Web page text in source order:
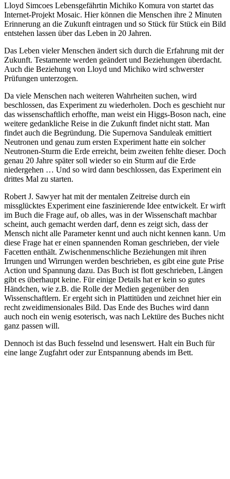
Lloyd Simcoes Lebensgefährtin Michiko Komura von startet das
Internet-Projekt Mosaic. Hier können die Menschen ihre 2 Minuten
Erinnerung an die Zukunft eintragen und so Stück für Stück ein Bild
entstehen lassen über das Leben in 20 Jahren.
Das Leben vieler Menschen ändert sich durch die Erfahrung mit der
Zukunft. Testamente werden geändert und Beziehungen überdacht.
Auch die Beziehung von Lloyd und Michiko wird schwerster
Prüfungen unterzogen.
Da viele Menschen nach weiteren Wahrheiten suchen, wird
beschlossen, das Experiment zu wiederholen. Doch es geschieht nur
das wissenschaftlich erhoffte, man weist ein Higgs-Boson nach, eine
weitere gedankliche Reise in die Zukunft findet nicht statt. Man
findet auch die Begründung. Die Supernova Sanduleak emittiert
Neutronen und genau zum ersten Experiment hatte ein solcher
Neutronen-Sturm die Erde erreicht, beim zweiten fehlte dieser. Doch
genau 20 Jahre später soll wieder so ein Sturm auf die Erde
niedergehen … Und so wird dann beschlossen, das Experiment ein
drittes Mal zu starten.
Robert J. Sawyer hat mit der mentalen Zeitreise durch ein
missglücktes Experiment eine faszinierende Idee entwickelt. Er wirft
im Buch die Frage auf, ob alles, was in der Wissenschaft machbar
scheint, auch gemacht werden darf, denn es zeigt sich, dass der
Mensch nicht alle Parameter kennt und auch nicht kennen kann. Um
diese Frage hat er einen spannenden Roman geschrieben, der viele
Facetten enthält. Zwischenmenschliche Beziehungen mit ihren
Irrungen und Wirrungen werden beschrieben, es gibt eine gute Prise
Action und Spannung dazu. Das Buch ist flott geschrieben, Längen
gibt es überhaupt keine. Für einige Details hat er kein so gutes
Händchen, wie z.B. die Rolle der Medien gegenüber den
Wissenschaftlern. Er ergeht sich in Plattitüden und zeichnet hier ein
recht zweidimensionales Bild. Das Ende des Buches wird dann
auch noch ein wenig esoterisch, was nach Lektüre des Buches nicht
ganz passen will.
Dennoch ist das Buch fesselnd und lesenswert. Halt ein Buch für
eine lange Zugfahrt oder zur Entspannung abends im Bett.